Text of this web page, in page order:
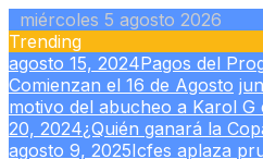
Skip
to
content
miércoles 5 agosto 2026
Trending
agosto 15, 2024Pagos del
Comienzan el 16 de Agosto
motivo del abucheo a Karol
20, 2024¿Quién ganará la
agosto 9, 2025Icfes aplaza